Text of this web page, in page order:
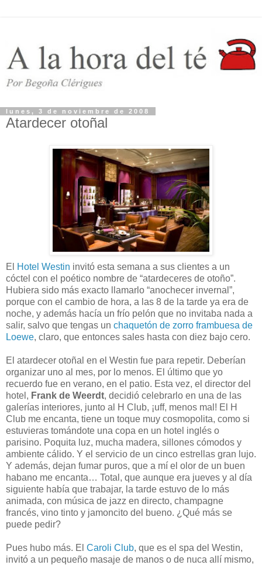
lunes, 3 de noviembre de 2008
Atardecer otoñal
El Hotel Westin invitó esta semana a sus clientes a un
cóctel con el poético nombre de “atardeceres de otoño”.
Hubiera sido más exacto llamarlo “anochecer invernal”,
porque con el cambio de hora, a las 8 de la tarde ya era de
noche, y además hacía un frío pelón que no invitaba nada a
salir, salvo que tengas un chaquetón de zorro frambuesa de
Loewe, claro, que entonces sales hasta con diez bajo cero.
El atardecer otoñal en el Westin fue para repetir. Deberían
organizar uno al mes, por lo menos. El último que yo
recuerdo fue en verano, en el patio. Esta vez, el director del
hotel, Frank de Weerdt, decidió celebrarlo en una de las
galerías interiores, junto al H Club, ¡uff, menos mal! El H
Club me encanta, tiene un toque muy cosmopolita, como si
estuvieras tomándote una copa en un hotel inglés o
parisino. Poquita luz, mucha madera, sillones cómodos y
ambiente cálido. Y el servicio de un cinco estrellas gran lujo.
Y además, dejan fumar puros, que a mí el olor de un buen
habano me encanta… Total, que aunque era jueves y al día
siguiente había que trabajar, la tarde estuvo de lo más
animada, con música de jazz en directo, champagne
francés, vino tinto y jamoncito del bueno. ¿Qué más se
puede pedir?
Pues hubo más. El Caroli Club, que es el spa del Westin,
invitó a un pequeño masaje de manos o de nuca allí mismo,